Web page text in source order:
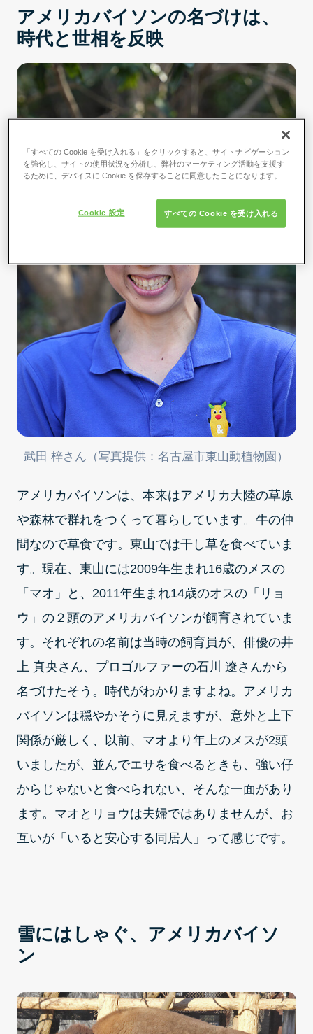
アメリカバイソンの名づけは、
時代と世相を反映
武田 梓さん（写真提供：名古屋市東山動植物園）
アメリカバイソンは、本来はアメリカ大陸の草原
や森林で群れをつくって暮らしています。牛の仲
間なので草食です。東山では干し草を食べていま
す。現在、東山には2009年生まれ16歳のメスの
「マオ」と、2011年生まれ14歳のオスの「リョ
ウ」の２頭のアメリカバイソンが飼育されていま
す。それぞれの名前は当時の飼育員が、俳優の井
上 真央さん、プロゴルファーの石川 遼さんから
名づけたそう。時代がわかりますよね。アメリカ
バイソンは穏やかそうに見えますが、意外と上下
関係が厳しく、以前、マオより年上のメスが2頭
いましたが、並んでエサを食べるときも、強い仔
からじゃないと食べられない、そんな一面があり
ます。マオとリョウは夫婦ではありませんが、お
互いが「いると安心する同居人」って感じです。
雪にはしゃぐ、アメリカバイソ
ン
「すべての Cookie を受け入れる」をクリックすると、サイトナビゲーション
を強化し、サイトの使用状況を分析し、弊社のマーケティング活動を支援す
るために、デバイスに Cookie を保存することに同意したことになります。
すべての Cookie を受け入れる
Cookie 設定